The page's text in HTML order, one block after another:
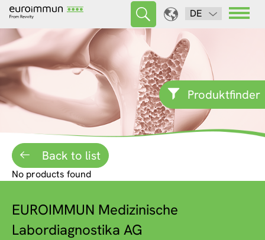
DE
Produktfinder
Back to list
No products found
EUROIMMUN Medizinische
Labordiagnostika AG